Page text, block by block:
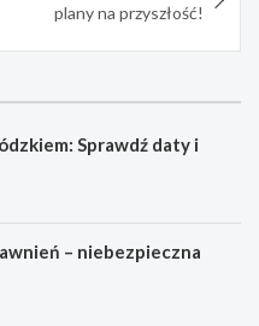
plany na przyszłość!
Sprawdź daty i
– niebezpieczna